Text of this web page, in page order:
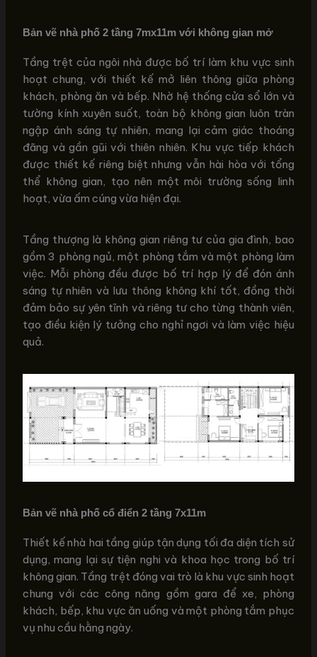
Bản vẽ nhà phố 2 tầng 7mx11m với không gian mở
Tầng trệt của ngôi nhà được bố trí làm khu vực sinh
hoạt chung, với thiết kế mở liên thông giữa phòng
khách, phòng ăn và bếp. Nhờ hệ thống cửa sổ lớn và
tường kính xuyên suốt, toàn bộ không gian luôn tràn
ngập ánh sáng tự nhiên, mang lại cảm giác thoáng
đãng và gần gũi với thiên nhiên. Khu vực tiếp khách
được thiết kế riêng biệt nhưng vẫn hài hòa với tổng
thể không gian, tạo nên một môi trường sống linh
hoạt, vừa ấm cúng vừa hiện đại.
Tầng thượng là không gian riêng tư của gia đình, bao
gồm 3 phòng ngủ, một phòng tắm và một phòng làm
việc. Mỗi phòng đều được bố trí hợp lý để đón ánh
sáng tự nhiên và lưu thông không khí tốt, đồng thời
đảm bảo sự yên tĩnh và riêng tư cho từng thành viên,
tạo điều kiện lý tưởng cho nghỉ ngơi và làm việc hiệu
quả.
Bản vẽ nhà phố cổ điển 2 tầng 7x11m
Thiết kế nhà hai tầng giúp tận dụng tối đa diện tích sử
dụng, mang lại sự tiện nghi và khoa học trong bố trí
không gian. Tầng trệt đóng vai trò là khu vực sinh hoạt
chung với các công năng gồm gara để xe, phòng
khách, bếp, khu vực ăn uống và một phòng tắm phục
vụ nhu cầu hằng ngày.